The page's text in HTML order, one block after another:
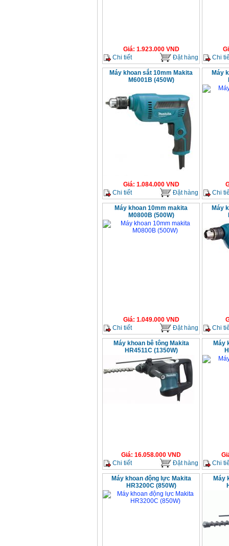
Giá: 1.923.000VND
Chi tiết
Đặt hàng
Chi
Máy khoan sắt 10mm Makita
M6001B (450W)
Giá: 1.084.000VND
Chi tiết
Đặt hàng
Máy
Chi
Máy khoan 10mm makita
M0800B (500W)
Giá: 1.049.000VND
Chi tiết
Đặt hàng
Máy
Chi
Máy khoan bê tông Makita
HR4511C (1350W)
Giá: 16.058.000 VND
Chi tiết
Đặt hàng
Máy
Chi
Máy khoan động lực Makita
HR3200C (850W)
Máy